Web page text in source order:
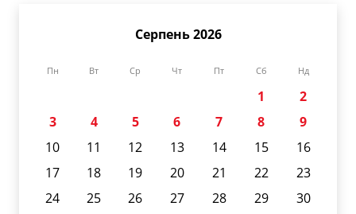
Серпень 2026
Пн Вт Ср Чт Пт Сб Нд
1
2
3
4 5 6 7 8
9
10
11 12 13 14 15
16
17
18 19 20 21 22
23
24
25 26 27 28 29
30